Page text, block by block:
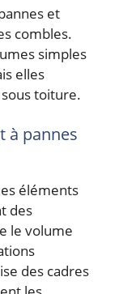
et
combles.
simples
elles
toiture.
à pannes
éléments
des
le volume
des cadres